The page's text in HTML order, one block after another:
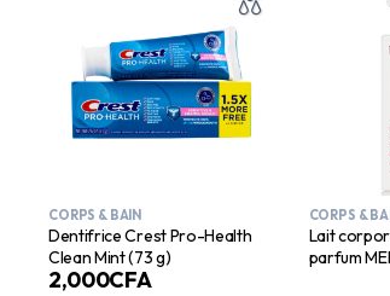
CORPS & BAIN
Dentifrice Crest Pro-Health
Clean Mint (73 g)
2,000CFA
CORPS &
Lait
parfum